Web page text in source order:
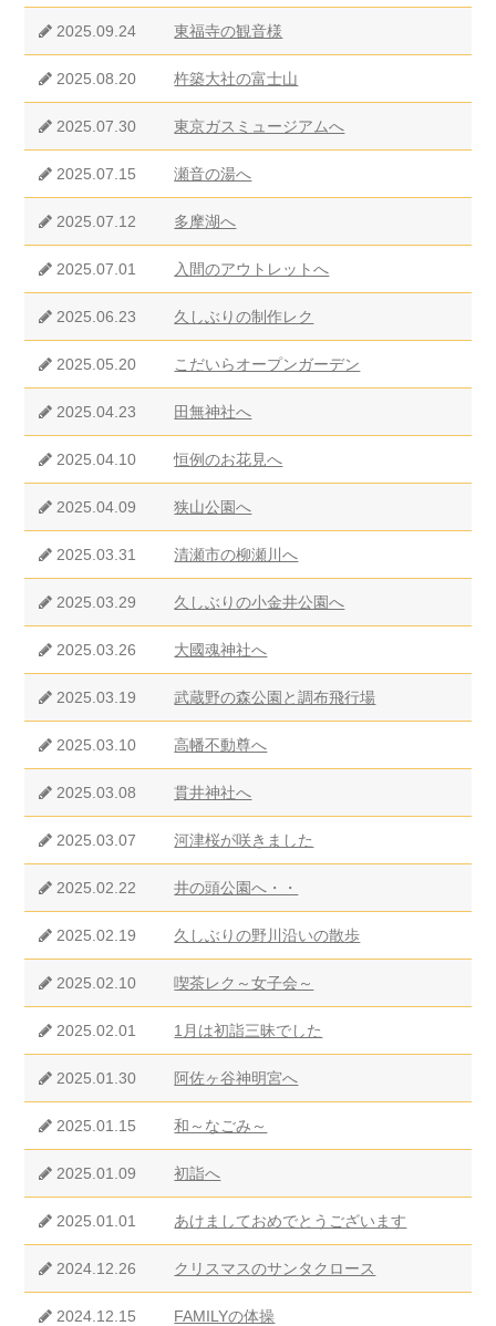
2025.09.24 東福寺の観音様
2025.08.20 杵築大社の富士山
2025.07.30 東京ガスミュージアムへ
2025.07.15 瀬音の湯へ
2025.07.12 多摩湖へ
2025.07.01 入間のアウトレットへ
2025.06.23 久しぶりの制作レク
2025.05.20 こだいらオープンガーデン
2025.04.23 田無神社へ
2025.04.10 恒例のお花見へ
2025.04.09 狭山公園へ
2025.03.31 清瀬市の柳瀬川へ
2025.03.29 久しぶりの小金井公園へ
2025.03.26 大國魂神社へ
2025.03.19 武蔵野の森公園と調布飛行場
2025.03.10 高幡不動尊へ
2025.03.08 貫井神社へ
2025.03.07 河津桜が咲きました
2025.02.22 井の頭公園へ・・
2025.02.19 久しぶりの野川沿いの散歩
2025.02.10 喫茶レク～女子会～
2025.02.01 1月は初詣三昧でした
2025.01.30 阿佐ヶ谷神明宮へ
2025.01.15 和～なごみ～
2025.01.09 初詣へ
2025.01.01 あけましておめでとうございます
2024.12.26 クリスマスのサンタクロース
2024.12.15 FAMILYの体操